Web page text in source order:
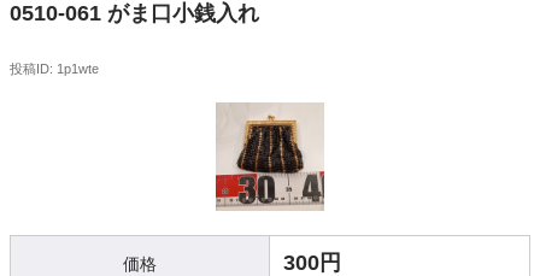
0510-061 がま口小銭入れ
投稿ID: 1p1wte
価格 300円